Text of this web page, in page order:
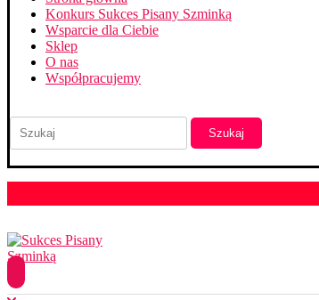
Konkurs Sukces Pisany Szminką
Wsparcie dla Ciebie
Sklep
O nas
Współpracujemy
Szukaj